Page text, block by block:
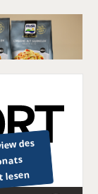
des
lesen